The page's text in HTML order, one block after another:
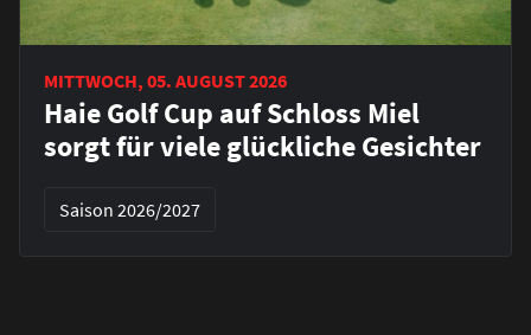
MITTWOCH, 05. AUGUST 2026
Haie Golf Cup auf Schloss Miel
sorgt für viele glückliche Gesichter
Saison 2026/2027